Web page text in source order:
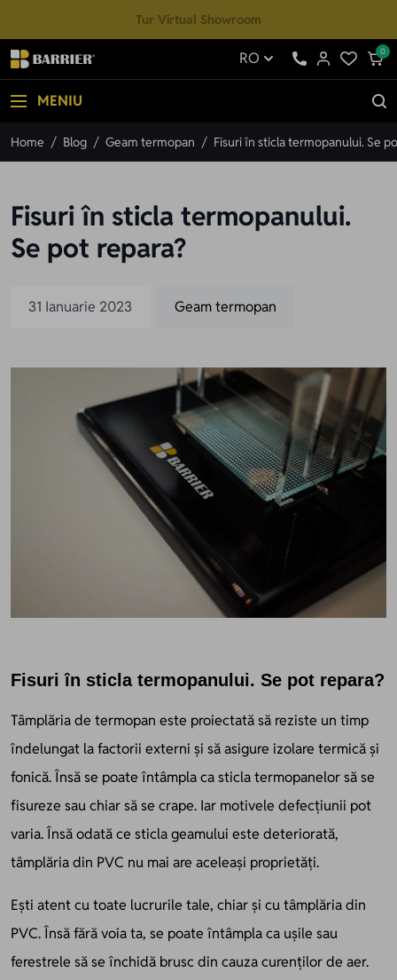
Tur Virtual Showroom
RO 0
MENIU
Home / Blog / Geam termopan / Fisuri în sticla termopanului. Se
Fisuri în sticla termopanului.
Se pot repara?
31 Ianuarie 2023 Geam termopan
Fisuri în sticla termopanului. Se pot repara?
Tâmplăria de termopan este proiectată să reziste un timp
îndelungat la factorii externi și să asigure izolare termică și
fonică. Însă se poate întâmpla ca sticla termopanelor să se
fisureze sau chiar să se crape. Iar motivele defecțiunii pot
varia. Însă odată ce sticla geamului este deteriorată,
tâmplăria din PVC nu mai are aceleași proprietăți.
Ești atent cu toate lucrurile tale, chiar și cu tâmplăria din
PVC. Însă fără voia ta, se poate întâmpla ca ușile sau
ferestrele să se închidă brusc din cauza curenților de aer.